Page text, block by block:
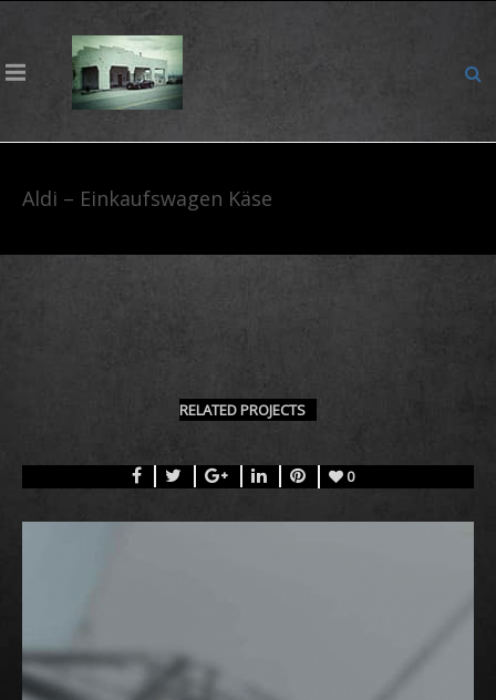
Aldi – Einkaufswagen Käse
RELATED PROJECTS
0